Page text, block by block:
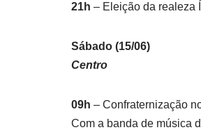
21h – Eleição da realeza
Sábado (15/06)
Centro
09h – Confraternização
Com a banda de música